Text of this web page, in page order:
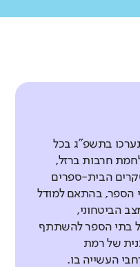
בתשפ"ג בכל
חרבות ברזל,
הבית-ספרים
הספר, בהתאם למודל
הביטחוני,
בתי הספר להשתתף
של רמת
העשייה בו.